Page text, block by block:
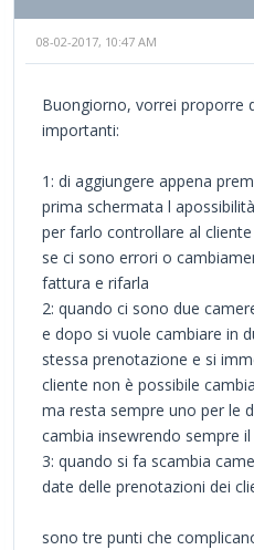
08-02-2017, 10:47 AM
Buongiorno, vorrei proporre
importanti:
1: di aggiungere appena
prima schermata l
per farlo controllare al
se ci sono errori o
fattura e rifarla
2: quando ci sono due
e dopo si vuole cambiare in
stessa prenotazione e si
cliente non è possibile
ma resta sempre uno per le
cambia insewrendo sempre
3: quando si fa scambia
date delle prenotazioni dei
sono tre punti che